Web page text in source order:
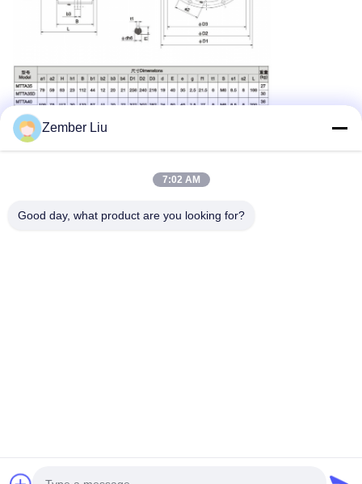
Zember Liu
7:02 AM
Good day, what product are you looking for?